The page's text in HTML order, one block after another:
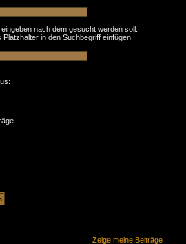
nach dem gesucht werden soll.
in den Suchbegriff einfügen.
Zeige meine Beiträge